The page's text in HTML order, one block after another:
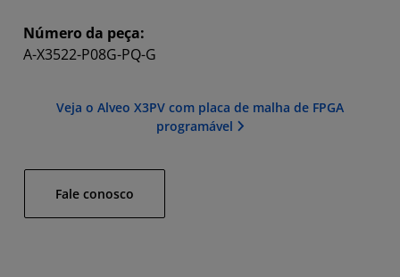
Número da peça:
A-X3522-P08G-PQ-G
Veja o Alveo X3PV com placa de malha de FPGA
programável
Fale conosco